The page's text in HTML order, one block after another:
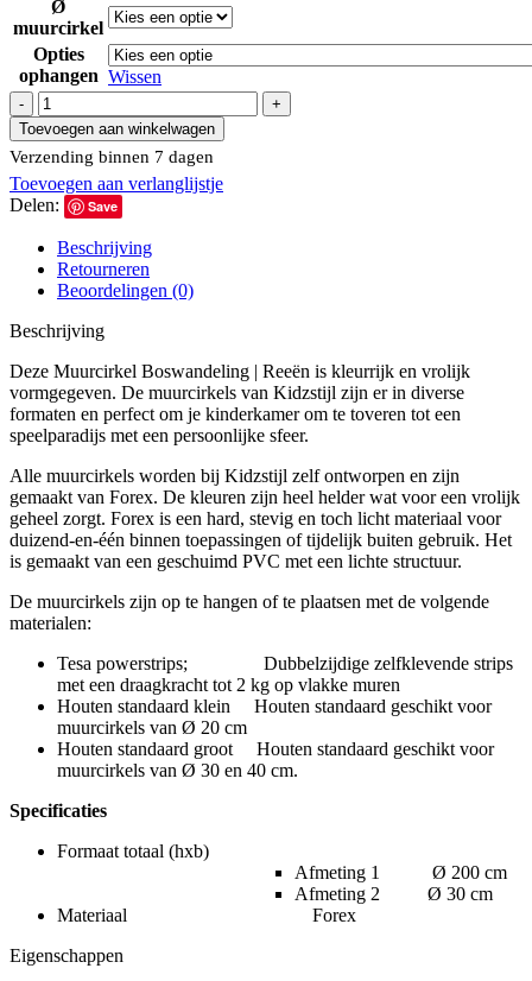
Ø
muurcirkel
Opties
ophangen Wissen
Toevoegen aan winkelwagen
Verzending binnen 7 dagen
Toevoegen aan verlanglijstje
Delen:
Save
Beschrijving
Retourneren
Beoordelingen (0)
Beschrijving
Deze Muurcirkel Boswandeling | Reeën is kleurrijk en vrolijk
vormgegeven. De muurcirkels van Kidzstijl zijn er in diverse
formaten en perfect om je kinderkamer om te toveren tot een
speelparadijs met een persoonlijke sfeer.
Alle muurcirkels worden bij Kidzstijl zelf ontworpen en zijn
gemaakt van Forex. De kleuren zijn heel helder wat voor een vrolijk
geheel zorgt. Forex is een hard, stevig en toch licht materiaal voor
duizend-en-één binnen toepassingen of tijdelijk buiten gebruik. Het
is gemaakt van een geschuimd PVC met een lichte structuur.
De muurcirkels zijn op te hangen of te plaatsen met de volgende
materialen:
Tesa powerstrips; Dubbelzijdige zelfklevende strips
met een draagkracht tot 2 kg op vlakke muren
Houten standaard klein Houten standaard geschikt voor
muurcirkels van Ø 20 cm
Houten standaard groot Houten standaard geschikt voor
muurcirkels van Ø 30 en 40 cm.
Specificaties
Formaat totaal (hxb)
Afmeting 1 Ø 200 cm
Afmeting 2 Ø 30 cm
Materiaal Forex
Eigenschappen